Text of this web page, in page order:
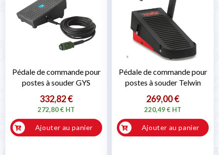
Pédale de commande pour
postes à souder GYS
332,82 €
272,80 € HT
Ajouter au panier
Pédale de commande pour
postes à souder Telwin
269,00 €
220,49 € HT
Ajouter au panier